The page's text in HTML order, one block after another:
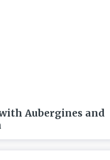
Aubergines and